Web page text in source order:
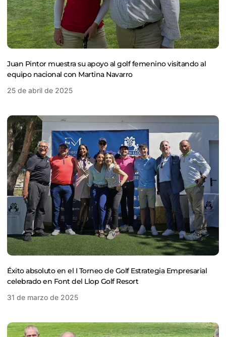
Juan Pintor muestra su apoyo al golf femenino visitando al
equipo nacional con Martina Navarro
25 de abril de 2025
Éxito absoluto en el I Torneo de Golf Estrategia Empresarial
celebrado en Font del Llop Golf Resort
31 de marzo de 2025